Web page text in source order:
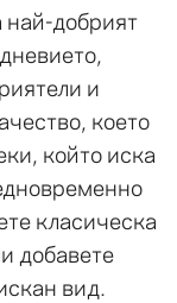
добрият
и
което
който иска
класическа
добавете
вид.